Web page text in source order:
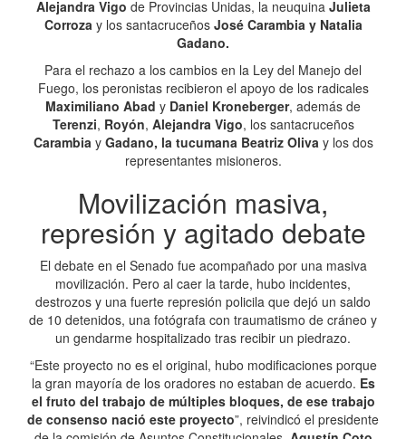
Alejandra Vigo de Provincias Unidas, la neuquina Julieta
Corrozay los santacruceños José Carambia y Natalia
Gadano.
Para el rechazo a los cambios en la Ley del Manejo del
Fuego, los peronistas recibieron el apoyo de los radicales
Maximiliano Abad y Daniel Kroneberger, además de
Terenzi, Royón, Alejandra Vigo, los santacruceños
CarambiayGadano, la tucumana Beatriz Olivay los dos
representantes misioneros.
Movilización masiva,
represión y agitado debate
El debate en el Senado fue acompañado por una masiva
movilización. Pero al caer la tarde, hubo incidentes,
destrozos y una fuerte represión policila que dejó un saldo
de 10 detenidos, una fotógrafa con traumatismo de cráneo y
un gendarme hospitalizado tras recibir un piedrazo.
“Este proyecto no es el original, hubo modificaciones porque
la gran mayoría de los oradores no estaban de acuerdo. Es
el fruto del trabajo de múltiples bloques, de ese trabajo
de consenso nació este proyecto”, reivindicó el presidente